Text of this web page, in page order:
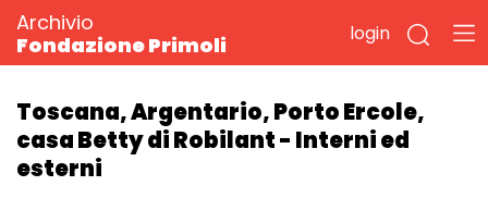
Archivio
Fondazione Primoli
login
Toscana, Argentario, Porto Ercole,
casa Betty di Robilant - Interni ed
esterni